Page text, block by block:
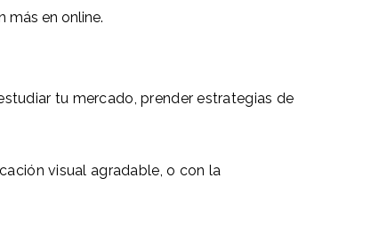
más en online.
tu mercado, prender estrategias de
visual agradable, o con la